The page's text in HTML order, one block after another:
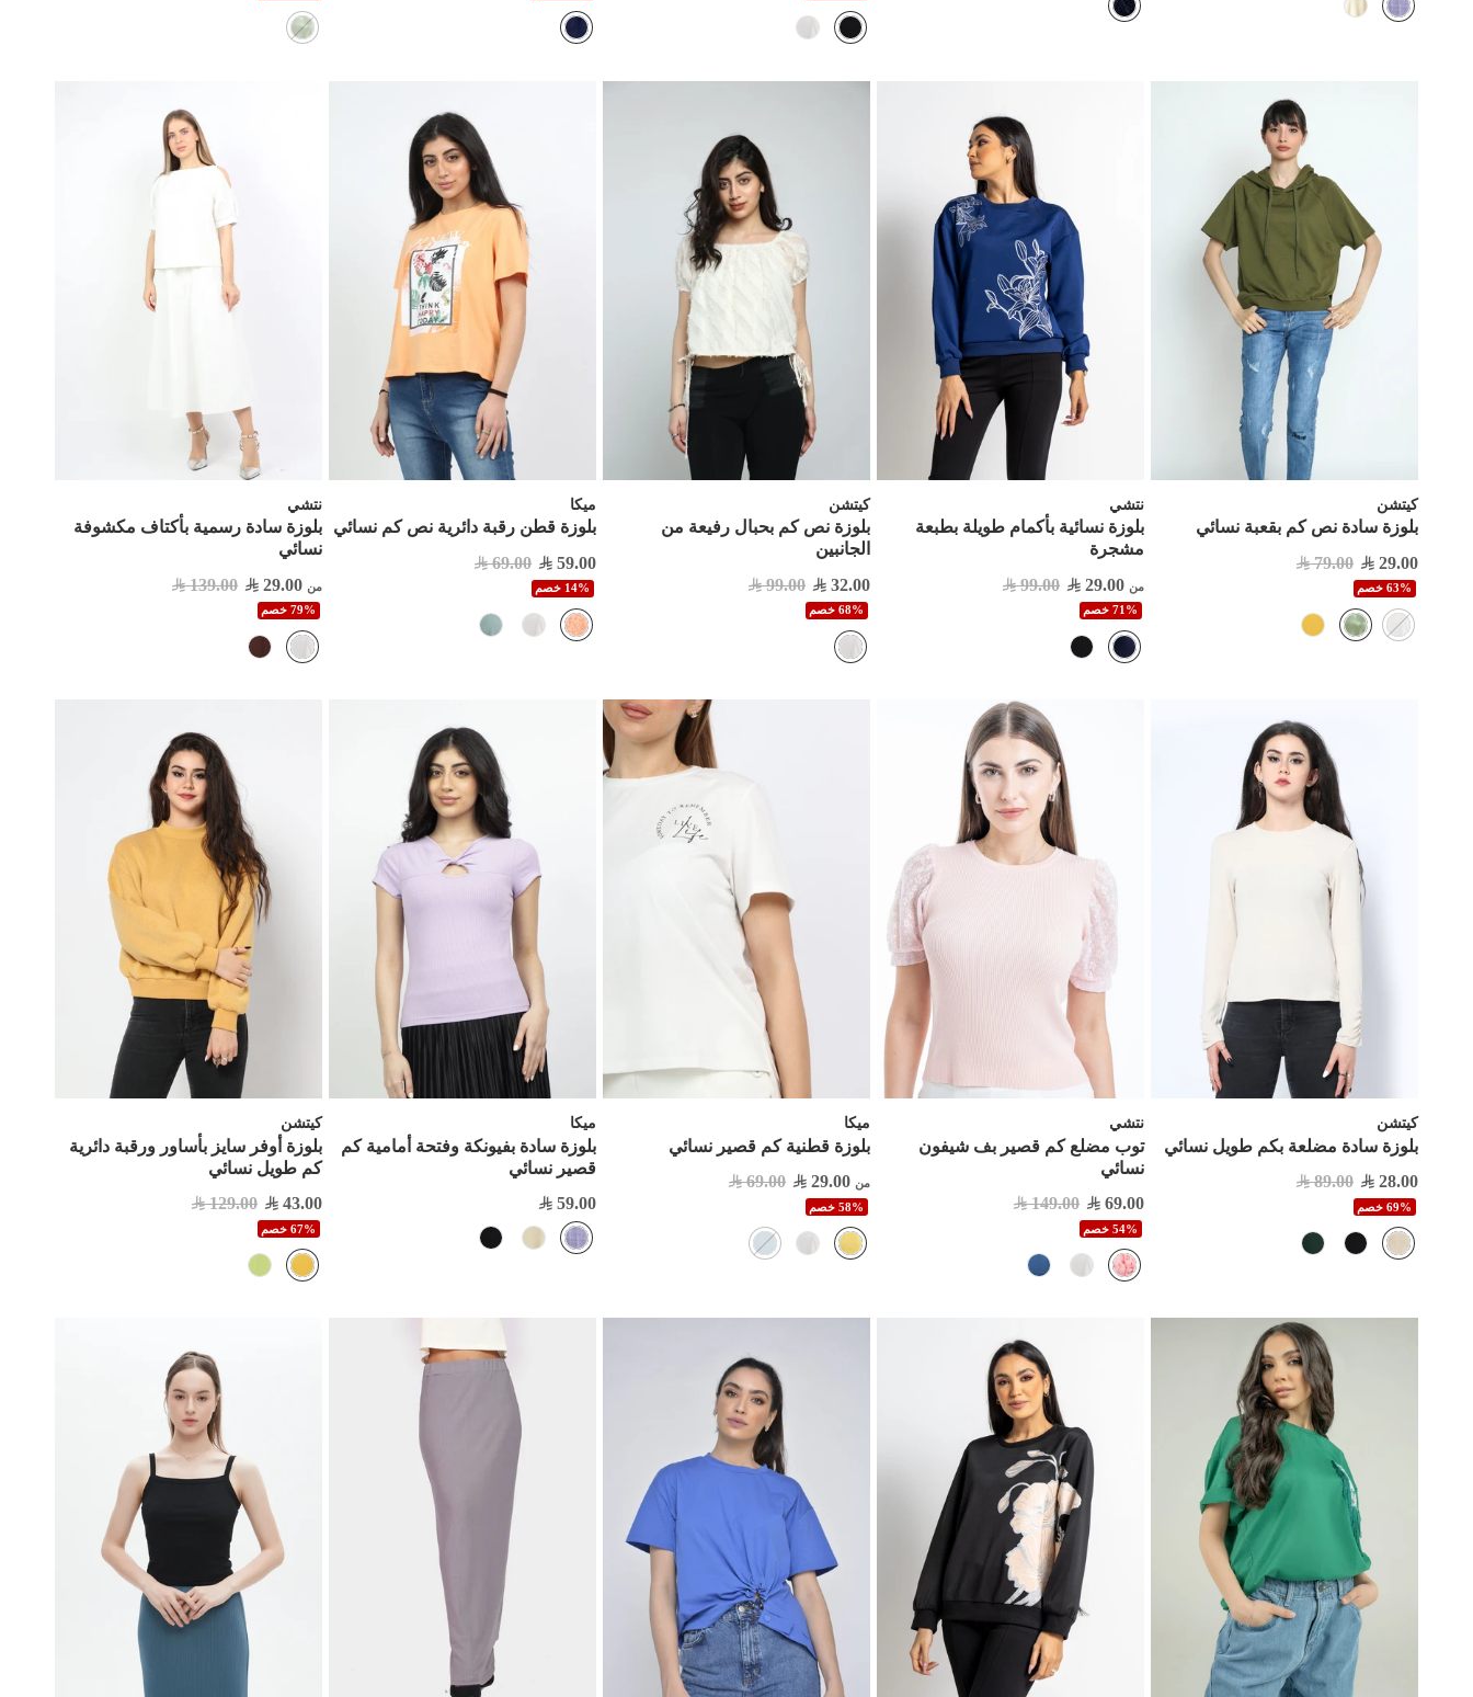
كيتشن
بلوزة سادة نص كم بقعبة نسائي
29.00
79.00
63% خصم
نتشي
بلوزة نسائية بأكمام طويلة بطبعة
مشجرة
من 29.00
99.00
71% خصم
كيتشن
بلوزة نص كم بحبال رفيعة من
الجانبين
32.00
99.00
68% خصم
ميكا
بلوزة قطن رقبة دائرية نص كم نسائي
59.00
69.00
14% خصم
نتشي
بلوزة سادة رسمية بأكتاف مكشوفة
نسائي
من 29.00
139.00
79% خصم
كيتشن
بلوزة سادة مضلعة بكم طويل نسائي
28.00
89.00
69% خصم
نتشي
توب مضلع كم قصير بف شيفون
نسائي
69.00
149.00
54% خصم
ميكا
بلوزة قطنية كم قصير نسائي
من 29.00
69.00
58% خصم
ميكا
بلوزة سادة بفيونكة وفتحة أمامية كم
قصير نسائي
59.00
كيتشن
بلوزة أوفر سايز بأساور ورقبة دائرية
كم طويل نسائي
43.00
129.00
67% خصم